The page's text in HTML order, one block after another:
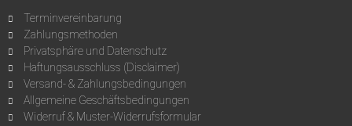
Terminvereinbarung
Zahlungsmethoden
Privatsphäre und Datenschutz
Haftungsausschluss (Disclaimer)
Versand- & Zahlungsbedingungen
Allgemeine Geschäftsbedingungen
Widerruf & Muster-Widerrufsformular